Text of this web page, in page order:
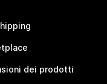
dei prodotti